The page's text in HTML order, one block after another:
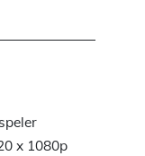
x 1080p